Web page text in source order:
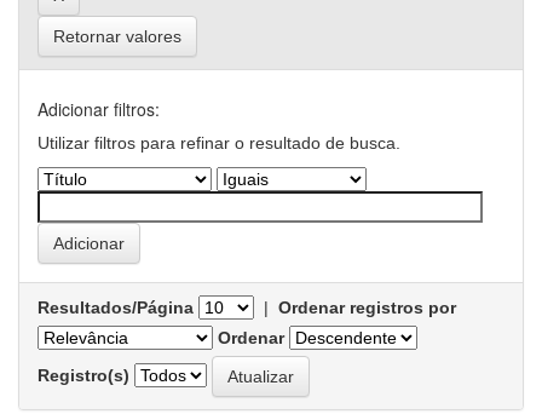
Retornar valores
Adicionar filtros:
Utilizar filtros para refinar o resultado de busca.
Resultados/Página | Ordenar registros por
Ordenar
Registro(s)